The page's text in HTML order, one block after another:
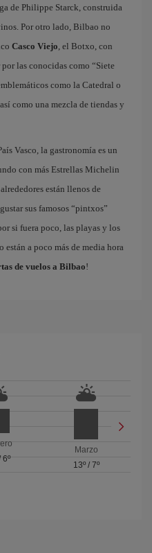
de Philippe Starck, construida
Por otro lado, Bilbao no
Casco Viejo, el Botxo, con
las conocidas como “Siete
como la Catedral o
como una mezcla de tiendas y
Vasco, la gastronomía es un
con más Estrellas Michelin
están llenos de
sus famosos “pintxos”
si fuera poco, las playas y los
están a poco más de media hora
de vuelos a Bilbao!
6º
Marzo
13º/ 7º